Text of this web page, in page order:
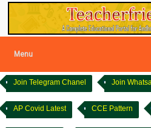
Menu
Join Telegram Chanel Join
AP Covid Latest CCE Pattern